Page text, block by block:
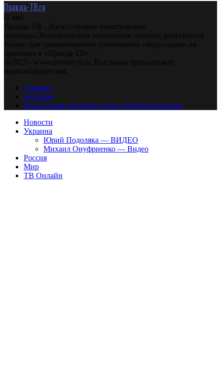
Правда-ТВ.ru
О нас
Правда-ТВ - Дискуссионно политическая
площадка.Использование материалов издания допускается
только при одновременном размещении гиперссылки на
оригинал в «Правда-ТВ»
@2023 - www.pravda-tv.ru. Все права принадлежат
правообладателям.
Главная
Авторам
Владельцам авторских прав. Ответственности.
Новости
Украина
Юрий Подоляка — ВИДЕО
Михаил Онуфриенко — Видео
Россия
Мир
ТВ Онлайн